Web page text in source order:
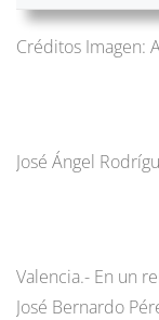
Créditos Imagen:
José Ángel
Valencia.- En un
José Bernardo